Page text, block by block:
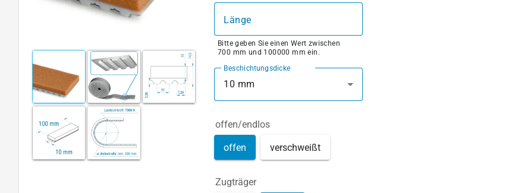
Länge
Bitte geben Sie einen Wert zwischen
700 mm und 100000 mm ein.
Beschichtungsdicke
10 mm
offen/endlos
offen verschweißt
Zugträger